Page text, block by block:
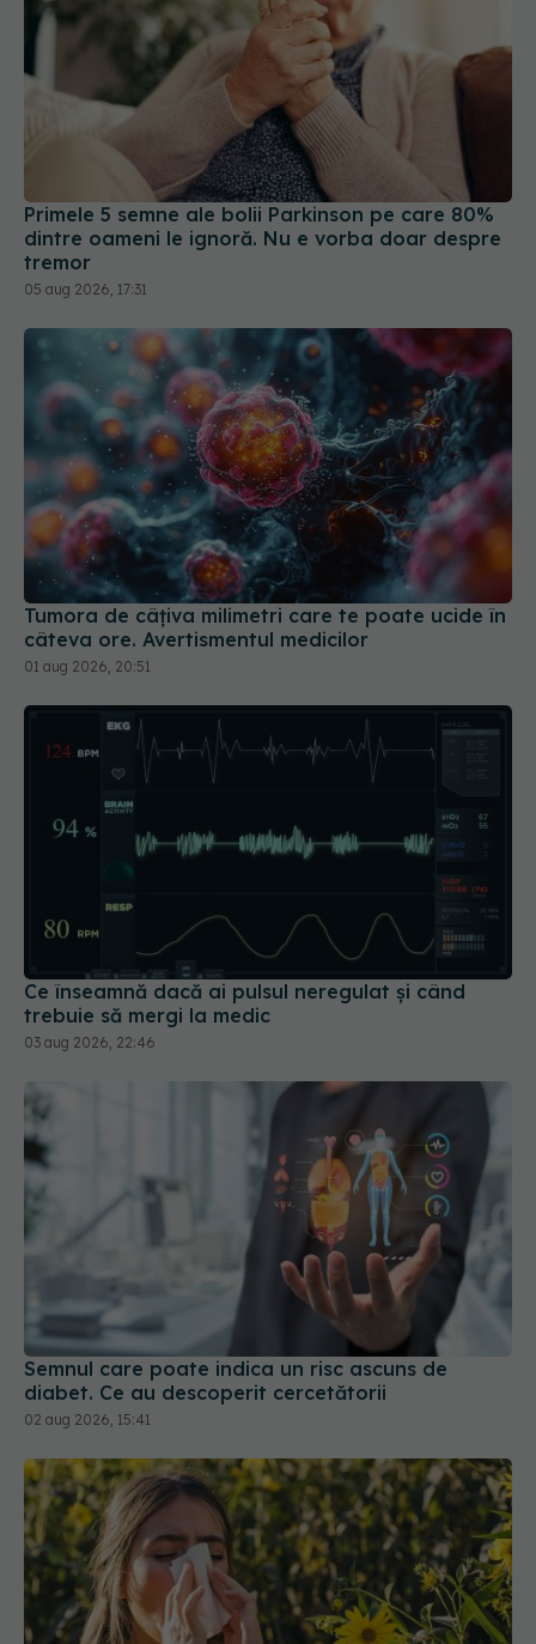
Primele 5 semne ale bolii Parkinson pe care 80%
dintre oameni le ignoră. Nu e vorba doar despre
05 aug 2026, 17:31
Tumora de câțiva milimetri care te poate ucide în
câteva ore. Avertismentul medicilor
01 aug 2026, 20:51
Ce înseamnă dacă ai pulsul neregulat și când
trebuie să mergi la medic
03 aug 2026, 22:46
Semnul care poate indica un risc ascuns de
diabet. Ce au descoperit cercetătorii
02 aug 2026, 15:41
Alergia la ambrozie: 4 lucruri esențiale despre